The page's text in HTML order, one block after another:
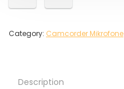
Category: Camcorder Mikrofone
Description